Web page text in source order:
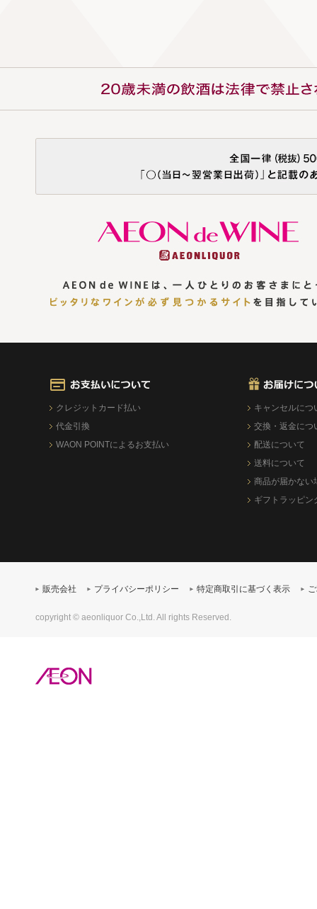
クレジットカード払い
代金引換
WAON POINTによるお支払い
キャンセルにつ
交換・返金につ
配送について
送料について
商品が届かない
ギフトラッピン
販売会社 プライバシーポリシー 特定商取引に基づく表示
copyright © aeonliquor Co.,Ltd. All rights Reserved.